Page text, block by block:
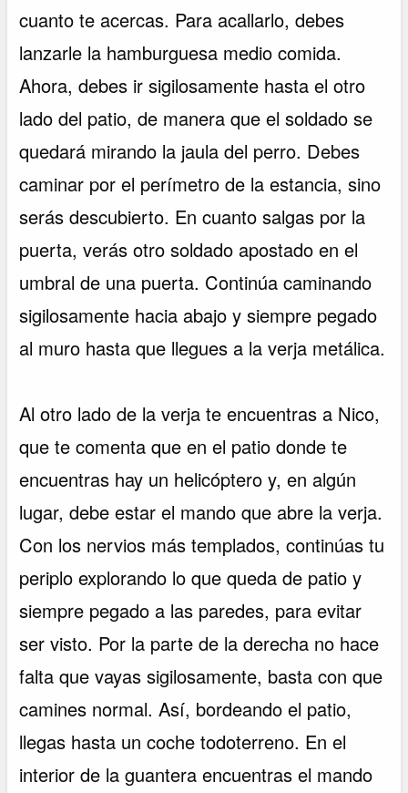
cuanto te acercas. Para acallarlo, debes
lanzarle la hamburguesa medio comida.
Ahora, debes ir sigilosamente hasta el otro
lado del patio, de manera que el soldado se
quedará mirando la jaula del perro. Debes
caminar por el perímetro de la estancia, sino
serás descubierto. En cuanto salgas por la
puerta, verás otro soldado apostado en el
umbral de una puerta. Continúa caminando
sigilosamente hacia abajo y siempre pegado
al muro hasta que llegues a la verja metálica.
Al otro lado de la verja te encuentras a Nico,
que te comenta que en el patio donde te
encuentras hay un helicóptero y, en algún
lugar, debe estar el mando que abre la verja.
Con los nervios más templados, continúas tu
periplo explorando lo que queda de patio y
siempre pegado a las paredes, para evitar
ser visto. Por la parte de la derecha no hace
falta que vayas sigilosamente, basta con que
camines normal. Así, bordeando el patio,
llegas hasta un coche todoterreno. En el
interior de la guantera encuentras el mando